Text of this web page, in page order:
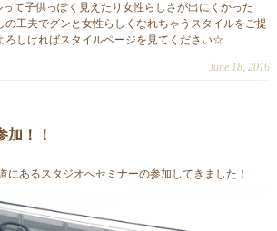
て子供っぽく見えたり女性らしさが出にくかった
工夫でグンと女性らしくなれちゃうスタイルをご提
ろしければスタイルページを見てください☆
June 18, 2016
加！！
にあるスタジオへセミナーの参加してきました！